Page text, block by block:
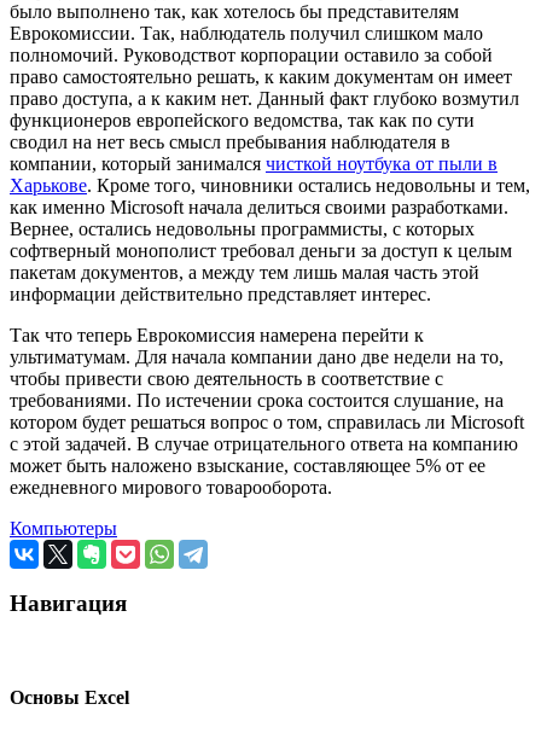
было выполнено так, как хотелось бы представителям
Еврокомиссии. Так, наблюдатель получил слишком мало
полномочий. Руководствот корпорации оставило за собой
право самостоятельно решать, к каким документам он имеет
право доступа, а к каким нет. Данный факт глубоко возмутил
функционеров европейского ведомства, так как по сути
сводил на нет весь смысл пребывания наблюдателя в
компании, который занимался чисткой ноутбука от пыли в
Харькове. Кроме того, чиновники остались недовольны и тем,
как именно Microsoft начала делиться своими разработками.
Вернее, остались недовольны программисты, с которых
софтверный монополист требовал деньги за доступ к целым
пакетам документов, а между тем лишь малая часть этой
информации действительно представляет интерес.
Так что теперь Еврокомиссия намерена перейти к
ультиматумам. Для начала компании дано две недели на то,
чтобы привести свою деятельность в соответствие с
требованиями. По истечении срока состоится слушание, на
котором будет решаться вопрос о том, справилась ли Microsoft
с этой задачей. В случае отрицательного ответа на компанию
может быть наложено взыскание, составляющее 5% от ее
ежедневного мирового товарооборота.
Компьютеры
Навигация
Основы Excel